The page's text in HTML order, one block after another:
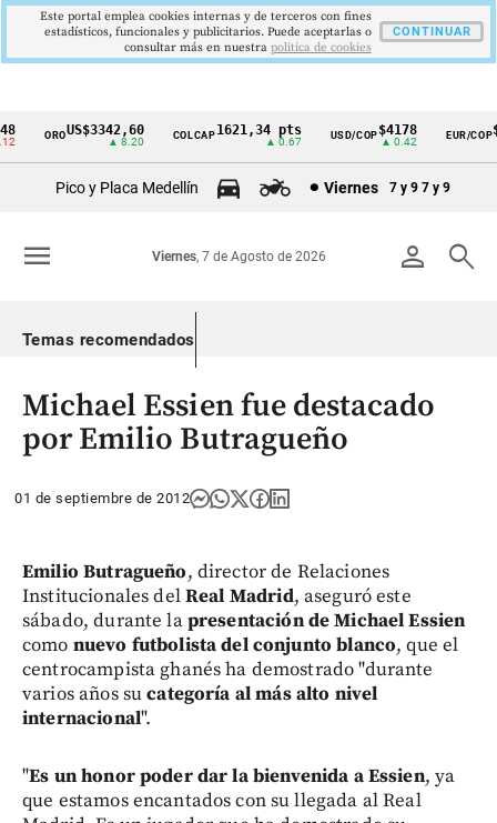
Cintillo
Colombia
OROUS$3342,60
▲ 8.20
COLCAP1621,34 pts
▲ 0.67
USD/COP$4178
▲ 0.42
EUR/COP
Pico y Placa Medellín Viernes 7 y 9 7 y 9
person search
Viernes, 7 de Agosto de 2026
menu
Temas recomendados
Michael Essien fue destacado
por Emilio Butragueño
01 de septiembre de 2012
Emilio Butragueño, director de Relaciones
Institucionales delReal Madrid, aseguró este
sábado, durante lapresentación de Michael Essien
como nuevo futbolista del conjunto blanco, que el
centrocampista ghanés ha demostrado "durante
varios años sucategoría al más alto nivel
internacional".
"Es un honor poder dar la bienvenida a Essien, ya
que estamos encantados con su llegada al Real
Este portal emplea cookies internas y de terceros con fines
estadísticos, funcionales y publicitarios. Puede aceptarlas o
consultar más en nuestra politica de cookies
CONTINUAR